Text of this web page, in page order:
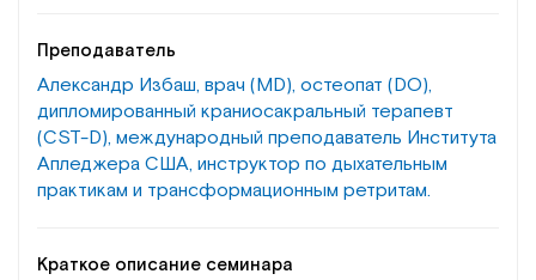
Преподаватель
Александр Избаш, врач (MD), остеопат (DO),
дипломированный краниосакральный терапевт
(CST-D), международный преподаватель Института
Апледжера США, инструктор по дыхательным
практикам и трансформационным ретритам.
Краткое описание семинара